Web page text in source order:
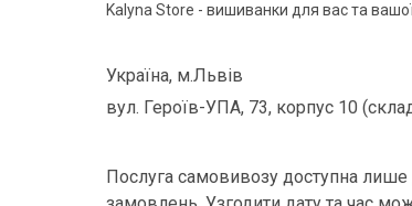
Kalyna Store - вишиванки для вас та
Україна, м.Львів
вул. Героїв-УПА, 73, корпус 10
Послуга самовивозу доступна лише